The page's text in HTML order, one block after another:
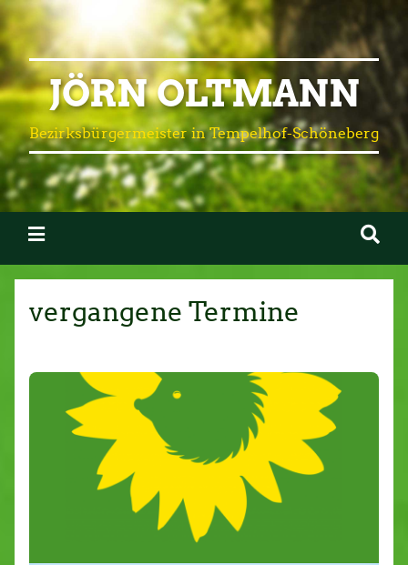
JÖRN OLTMANN
Bezirksbürgermeister in Tempelhof-Schöneberg
vergangene Termine